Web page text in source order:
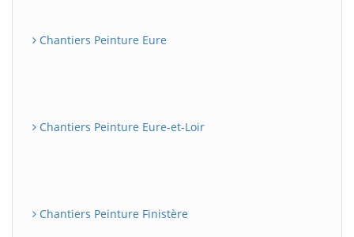
Chantiers Peinture Eure
Chantiers Peinture Eure-et-Loir
Chantiers Peinture Finistère